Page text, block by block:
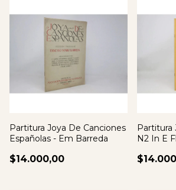
Partitura Joya De Canciones
Españolas - Em Barreda
$14.000,00
Partitura
N2 In E